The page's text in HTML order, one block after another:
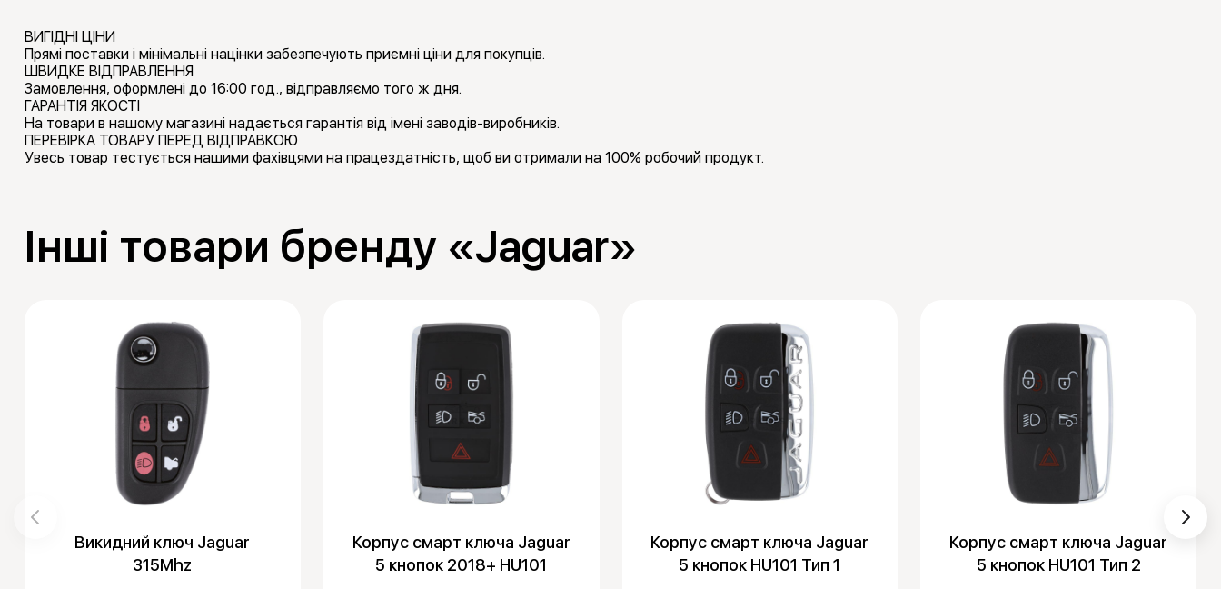
ВИГІДНІ ЦІНИ
Прямі поставки і мінімальні націнки забезпечують приємні ціни для покупців.
ШВИДКЕ ВІДПРАВЛЕННЯ
Замовлення, оформлені до 16:00 год., відправляємо того ж дня.
ГАРАНТІЯ ЯКОСТІ
На товари в нашому магазині надається гарантія від імені заводів-виробників.
ПЕРЕВІРКА ТОВАРУ ПЕРЕД ВІДПРАВКОЮ
Увесь товар тестується нашими фахівцями на працездатність, щоб ви отримали на 100% робочий продукт.
Інші товари бренду «Jaguar»
Викидний ключ Jaguar
315Mhz
Корпус смарт ключа Jaguar
5 кнопок 2018+ HU101
Корпус смарт ключа Jaguar
5 кнопок HU101 Тип 1
Корпус смарт ключа Jaguar
5 кнопок HU101 Тип 2